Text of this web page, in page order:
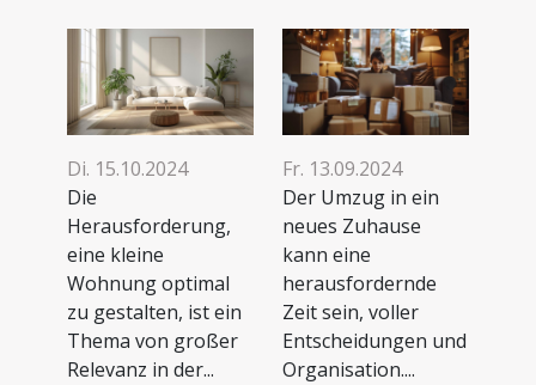
Di. 15.10.2024
Die
Herausforderung,
eine kleine
Wohnung optimal
zu gestalten, ist ein
Thema von großer
Relevanz in der...
Fr. 13.09.2024
Der Umzug in ein
neues Zuhause
kann eine
herausfordernde
Zeit sein, voller
Entscheidungen und
Organisation....